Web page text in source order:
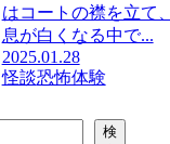
はコートの襟を立て、
息が白くなる中で...
2025.01.28
怪談恐怖体験
検